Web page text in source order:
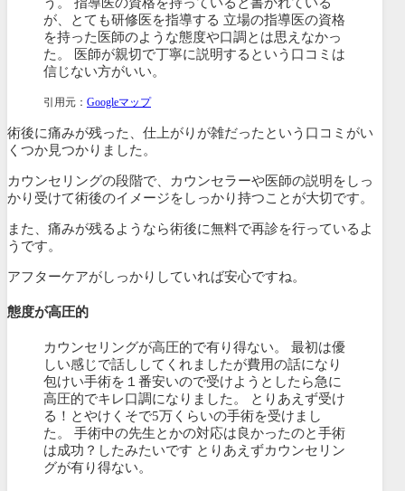
う。 指導医の資格を持っていると書かれている
が、とても研修医を指導する 立場の指導医の資格
を持った医師のような態度や口調とは思えなかっ
た。 医師が親切で丁寧に説明するという口コミは
信じない方がいい。
引用元： Googleマップ
術後に痛みが残った、仕上がりが雑だったという口コミがい
くつか見つかりました。
カウンセリングの段階で、カウンセラーや医師の説明をしっ
かり受けて術後のイメージをしっかり持つことが大切です。
また、痛みが残るようなら術後に無料で再診を行っているよ
うです。
アフターケアがしっかりしていれば安心ですね。
態度が高圧的
カウンセリングが高圧的で有り得ない。 最初は優
しい感じで話ししてくれましたが費用の話になり
包けい手術を１番安いので受けようとしたら急に
高圧的でキレ口調になりました。 とりあえず受け
る！とやけくそで5万くらいの手術を受けまし
た。 手術中の先生とかの対応は良かったのと手術
は成功？したみたいです とりあえずカウンセリン
グが有り得ない。